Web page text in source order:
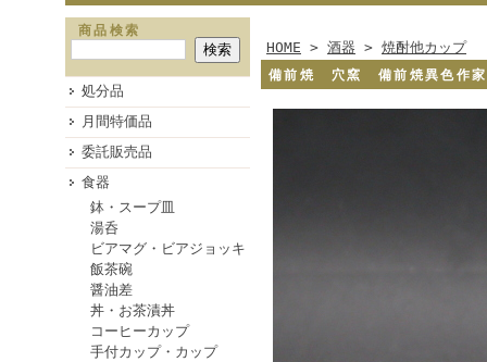
商品検索
処分品
月間特価品
委託販売品
食器
鉢・スープ皿
湯呑
ビアマグ・ビアジョッキ
飯茶碗
醤油差
丼・お茶漬丼
コーヒーカップ
手付カップ・カップ
HOME > 酒器 > 焼酎他カップ
備前焼 穴窯 備前焼異色作